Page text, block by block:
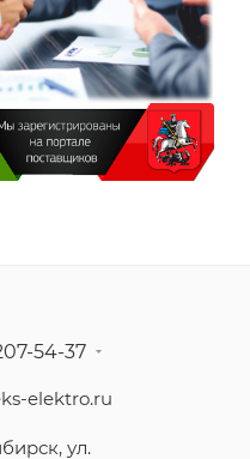
54-37
elektro.ru
ул.